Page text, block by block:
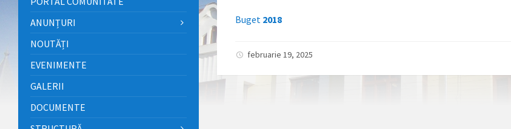
Buget 2018
februarie 19, 2025
ANUNȚURI
NOUTĂȚI
EVENIMENTE
GALERII
DOCUMENTE